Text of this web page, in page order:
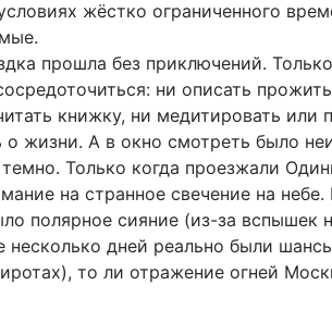
жёстко ограниченного
прошла без приключений.
ни описать
книжку, ни медитировать или
о жизни. А в окно смотреть было
Только когда проезжали
на странное свечение на небе.
полярное сияние (из-за вспышек
дней реально были
то ли отражение огней